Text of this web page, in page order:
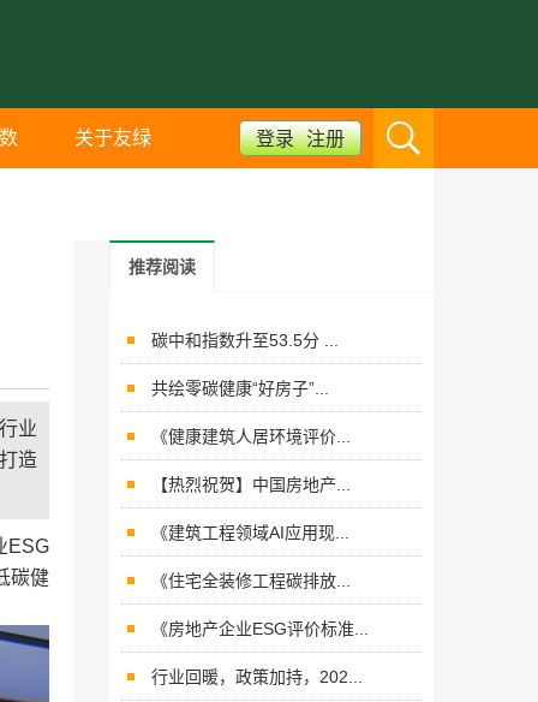
关于友绿 登录 注册
业
造
ESG
碳健
推荐阅读
碳中和指数升至53.5分 ...
共绘零碳健康“好房子”...
《健康建筑人居环境评价...
【热烈祝贺】中国房地产...
《建筑工程领域AI应用现...
《住宅全装修工程碳排放...
《房地产企业ESG评价标准...
行业回暖，政策加持，202...